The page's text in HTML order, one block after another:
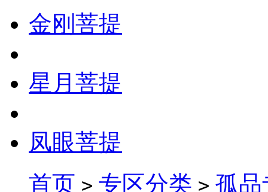
金刚菩提
星月菩提
凤眼菩提
首页 > 专区分类 > 孤品